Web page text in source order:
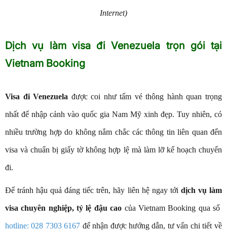
Internet)
Dịch vụ làm visa đi Venezuela trọn gói tại
Vietnam Booking
Visa đi Venezuela được coi như tấm vé thông hành quan trọng
nhất để nhập cảnh vào quốc gia Nam Mỹ xinh đẹp. Tuy nhiên, có
nhiều trường hợp do không nắm chắc các thông tin liên quan đển
visa và chuẩn bị giấy tờ không hợp lệ mà làm lỡ kế hoạch chuyến
đi.
Để tránh hậu quả đáng tiếc trên, hãy liên hệ ngay tới dịch vụ làm
visa chuyên nghiệp, tỷ lệ đậu cao của Vietnam Booking qua số
hotline: 028 7303 6167 để nhận được hướng dẫn, tư vấn chi tiết về